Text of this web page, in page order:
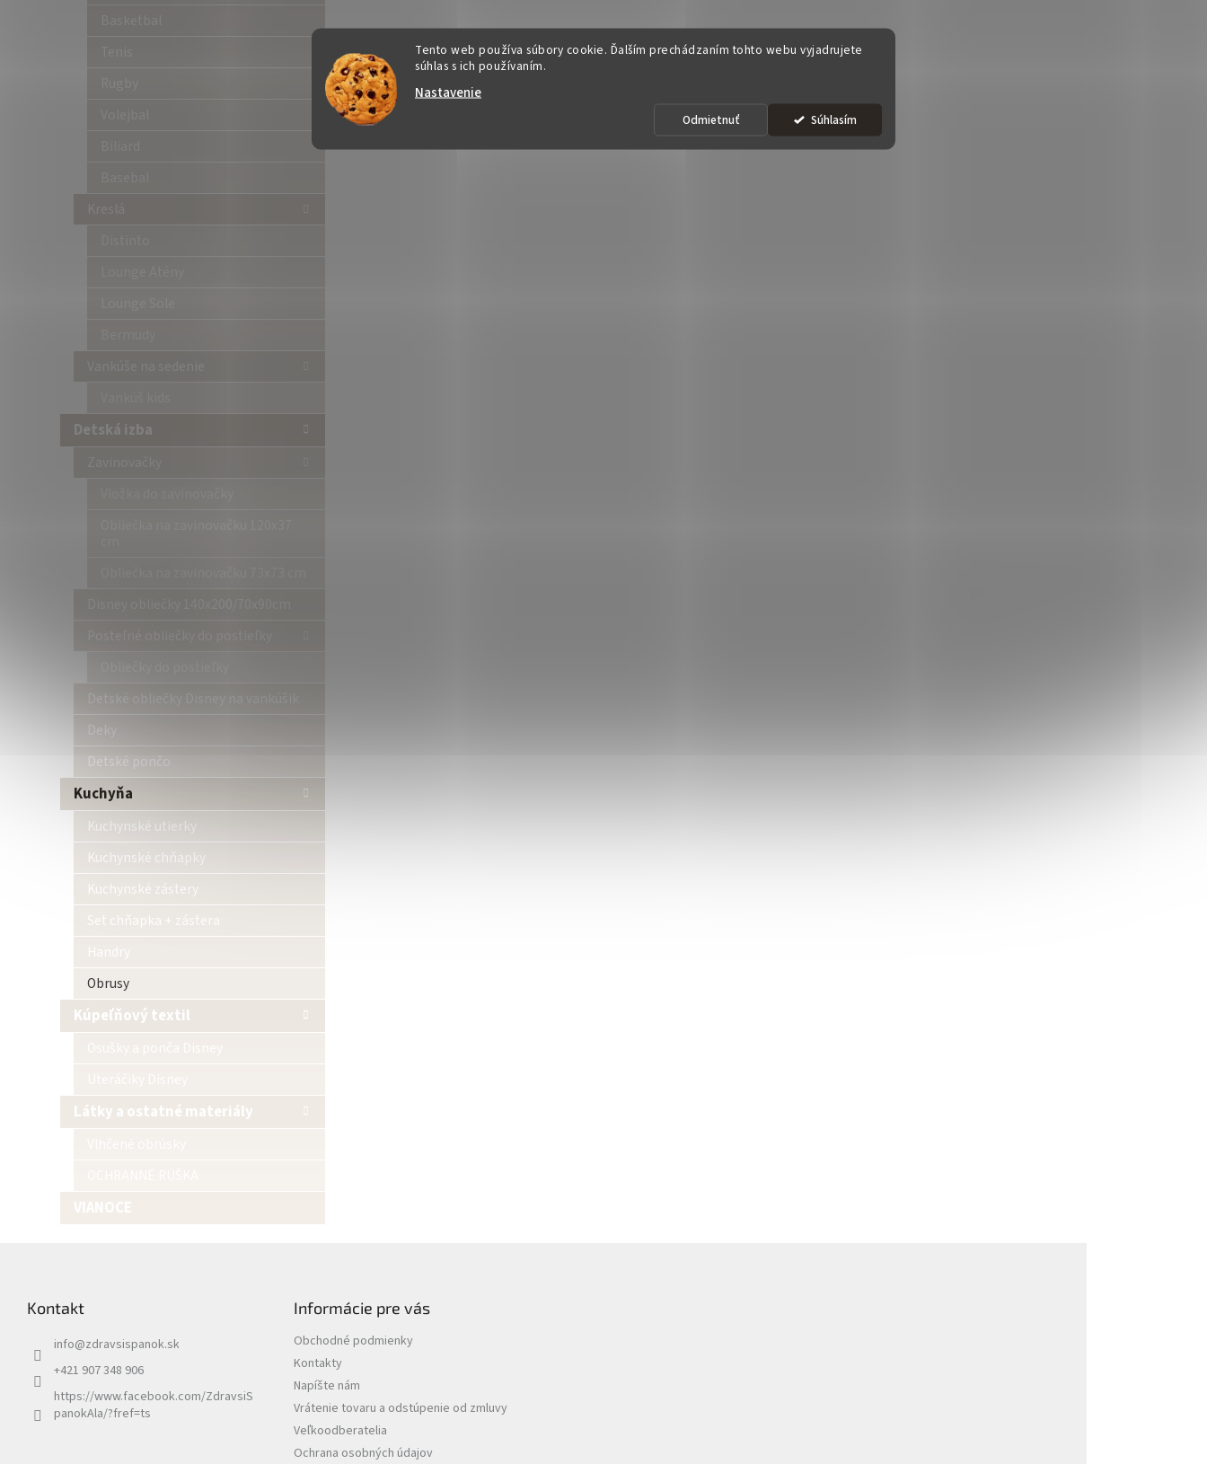
Tento web používa súbory cookie. Ďalším prechádzaním tohto webu vyjadrujete
súhlas s ich používaním.
Nastavenie
Odmietnuť Súhlasím
Kreslá
Detská izba
Detské obliečky Disney na vankúšik
Deky
Detské pončo
Kuchyňa
Kuchynské utierky
Kuchynské chňapky
Kuchynské zástery
Set chňapka + zástera
Handry
Obrusy
Kúpeľňový textil
Látky a ostatné materiály
Kontakt
info@zdravsispanok.sk
+421 907 348 906
https://www.facebook.com/ZdravsiS
panokAla/?fref=ts
Informácie pre vás
Obchodné podmienky
Kontakty
Napíšte nám
Vrátenie tovaru a odstúpenie od zmluvy
Veľkoodberatelia
Ochrana osobných údajov